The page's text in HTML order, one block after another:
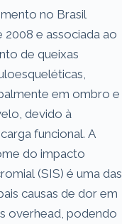
no Brasil
2008 e associada ao
de queixas
em ombro e
devido à
funcional. A
do impacto
(SIS) é uma das
causas de dor em
overhead, podendo